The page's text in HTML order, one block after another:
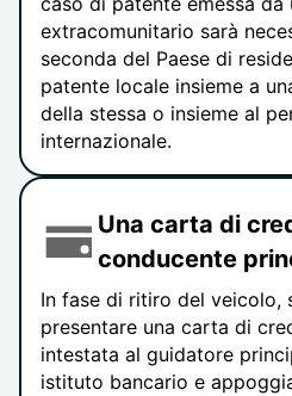
extracomunitario sarà
seconda del Paese di
patente locale insieme a
della stessa o insieme al
internazionale.
Una carta di
conducente
In fase di ritiro del veicolo,
presentare una carta di
intestata al guidatore
istituto bancario e